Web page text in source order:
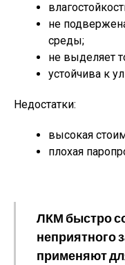
не
среды;
не выделяет
устойчива к
Недостатки:
высокая
плохая
ЛКМ быстро
неприятного
применяют